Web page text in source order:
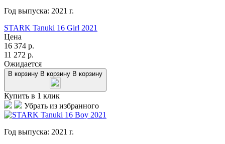
Год выпуска: 2021 г.
STARK Tanuki 16 Girl 2021
Цена
16 374 р.
11 272 р.
Ожидается
В корзину В корзину В корзину
Купить в 1 клик
Убрать из избранного
Год выпуска: 2021 г.